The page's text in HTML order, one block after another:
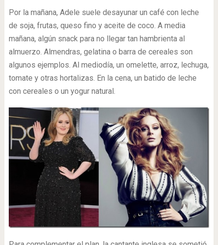
Por la mañana, Adele suele desayunar un café con leche
de soja, frutas, queso fino y aceite de coco. A media
mañana, algún snack para no llegar tan hambrienta al
almuerzo. Almendras, gelatina o barra de cereales son
algunos ejemplos. Al mediodía, un omelette, arroz, lechuga,
tomate y otras hortalizas. En la cena, un batido de leche
con cereales o un yogur natural.